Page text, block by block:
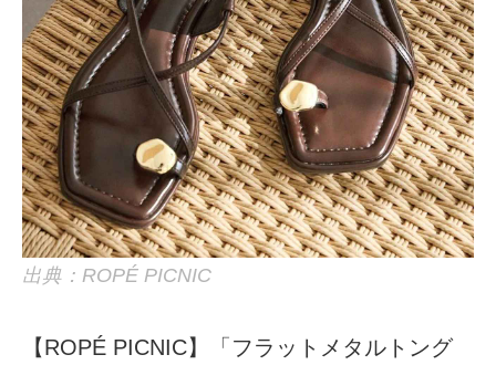
出典：ROPÉ PICNIC
【ROPÉ PICNIC】「フラットメタルトング